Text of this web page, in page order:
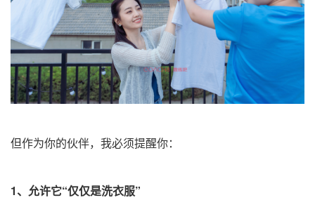
但作为你的伙伴，我必须提醒你：
1、 允许它“仅仅是洗衣服”